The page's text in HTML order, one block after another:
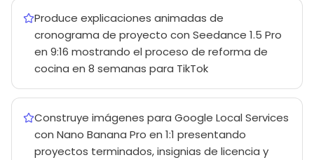
Produce explicaciones animadas de
cronograma de proyecto con Seedance 1.5 Pro
en 9:16 mostrando el proceso de reforma de
cocina en 8 semanas para TikTok
Construye imágenes para Google Local Services
con Nano Banana Pro en 1:1 presentando
proyectos terminados, insignias de licencia y